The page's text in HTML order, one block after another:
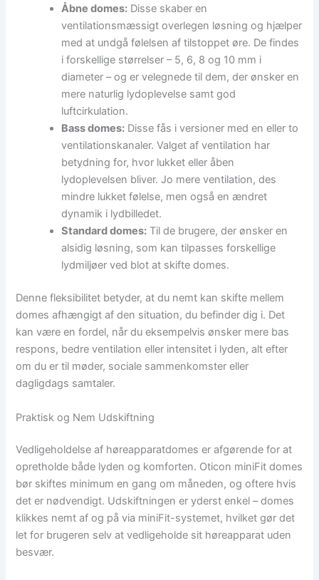
Åbne domes: Disse skaber en
ventilationsmæssigt overlegen løsning og hjælper
med at undgå følelsen af tilstoppet øre. De findes
i forskellige størrelser – 5, 6, 8 og 10 mm i
diameter – og er velegnede til dem, der ønsker en
mere naturlig lydoplevelse samt god
luftcirkulation.
Bass domes: Disse fås i versioner med en eller to
ventilationskanaler. Valget af ventilation har
betydning for, hvor lukket eller åben
lydoplevelsen bliver. Jo mere ventilation, des
mindre lukket følelse, men også en ændret
dynamik i lydbilledet.
Standard domes: Til de brugere, der ønsker en
alsidig løsning, som kan tilpasses forskellige
lydmiljøer ved blot at skifte domes.
Denne fleksibilitet betyder, at du nemt kan skifte mellem
domes afhængigt af den situation, du befinder dig i. Det
kan være en fordel, når du eksempelvis ønsker mere bas
respons, bedre ventilation eller intensitet i lyden, alt efter
om du er til møder, sociale sammenkomster eller
dagligdags samtaler.
Praktisk og Nem Udskiftning
Vedligeholdelse af høreapparatdomes er afgørende for at
opretholde både lyden og komforten. Oticon miniFit domes
bør skiftes minimum en gang om måneden, og oftere hvis
det er nødvendigt. Udskiftningen er yderst enkel – domes
klikkes nemt af og på via miniFit-systemet, hvilket gør det
let for brugeren selv at vedligeholde sit høreapparat uden
besvær.